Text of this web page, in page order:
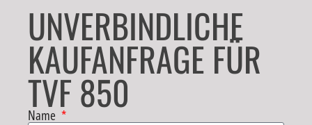
UNVERBINDLICHE
KAUFANFRAGE FÜR
TVF 850
Name